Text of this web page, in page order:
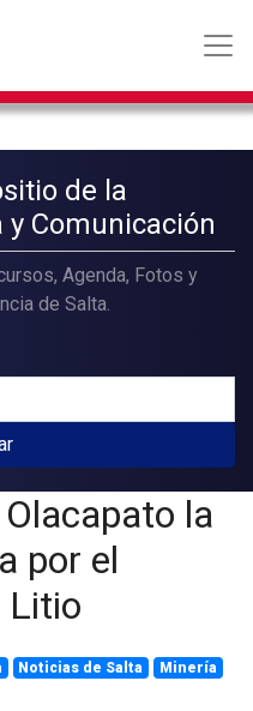
de la
y Comunicación
Agenda, Fotos y
de Salta.
la
por el
Litio
Noticias de Salta
Minería